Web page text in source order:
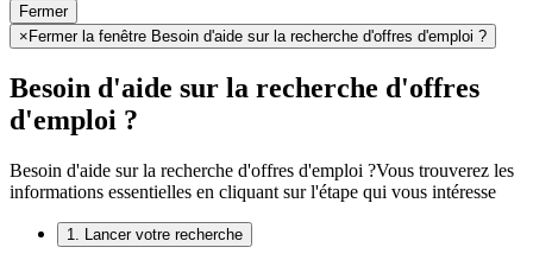
Fermer
× Fermer la fenêtre Besoin d'aide sur la recherche d'offres d'emploi ?
Besoin d'aide sur la recherche d'offres
d'emploi ?
Besoin d'aide sur la recherche d'offres d'emploi ?Vous trouverez les
informations essentielles en cliquant sur l'étape qui vous intéresse
1. Lancer votre recherche